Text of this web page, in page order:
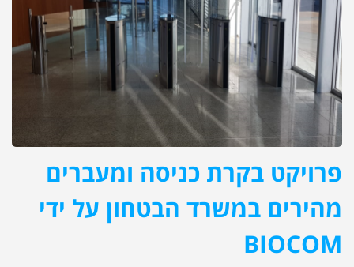
פרויקט בקרת כניסה ומעברים
מהירים במשרד הבטחון על ידי
BIOCOM